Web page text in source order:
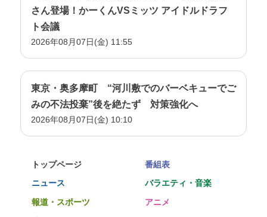
さん登場！かーくんVSミッツ アイドルドラフ
ト会議
2026年08月07日(金) 11:55
東京・奥多摩町 “河川敷でのバーベキューでご
みの不法投棄”後を絶たず 対策強化へ
2026年08月07日(金) 10:10
トップページ
番組表
ニュース
バラエティ・音楽
報道・スポーツ
アニメ